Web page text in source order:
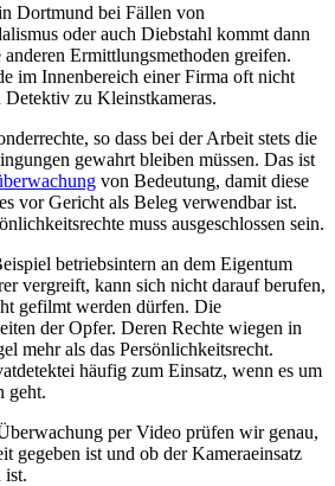
Dortmund bei Fällen von
oder auch Diebstahl kommt dann
Ermittlungsmethoden greifen.
im Innenbereich einer Firma oft nicht
zu Kleinstkameras.
so dass bei der Arbeit stets die
gewahrt bleiben müssen. Das ist
von Bedeutung, damit diese
vor Gericht als Beleg verwendbar ist.
muss ausgeschlossen sein.
betriebsintern an dem Eigentum
vergreift, kann sich nicht darauf berufen,
gefilmt werden dürfen. Die
der Opfer. Deren Rechte wiegen in
mehr als das Persönlichkeitsrecht.
häufig zum Einsatz, wenn es um
geht.
per Video prüfen wir genau,
gegeben ist und ob der Kameraeinsatz
ist.